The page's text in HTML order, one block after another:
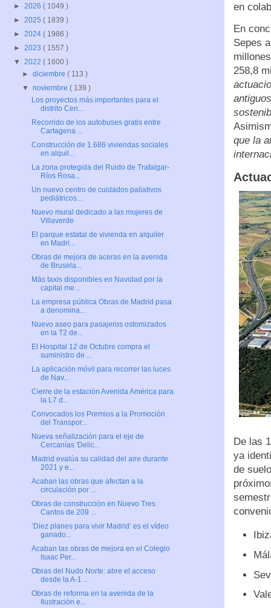
en
En
Sepes
258,8
que la
De las
ya
de
► 2026 ( 1049 )
► 2025 ( 1839 )
► 2024 ( 1986 )
► 2023 ( 1557 )
▼ 2022 ( 1600 )
►diciembre( 113 )
▼noviembre( 139 )
Los proyectos más importantes para el
distrito Cen...
Recorrido de los autobuses gratis entre
Cartagena ...
Construcción de 1.686 viviendas sociales
en alquil...
La zona protegida del Ruido de Trafalgar-
Ríos Rosa...
Un nuevo centro de cuidados paliativos
pediátricos...
Nuevo mural dedicado a las mujeres de
Villaverde
El parque estatal de vivienda en alquiler
en Madri...
Obras de mejora de aceras en la avenida
de Brusela...
Más taxis disponibles en Navidad por la
capital me...
La empresa pública Obras de Madrid pasa
a denomina...
Nuevo aseo para pasajeros ostomizados
en la T2 de...
El Hospital 12 de Octubre compra el
suministro de ...
La aplicación móvil para recorrer las luces
de Nav...
Cierre de la estación Avenida América para
la L7 d...
Convocados los Premios a la Promoción
del Transpor...
Nueva señalización para el eje de
Cercanías 'Delic...
Madrid evalúa su calidad del aire durante
2021 y e...
Acaban las obras que afectan a la
circulación por ...
Obras de construcción en Nuevo Tres
Cantos de 209 ...
‘Diez planes para vivir Madrid’ es el vídeo
ganado...
Acaban las obras de mejora en el Colegio
Isaac Per...
Obras del Nudo Norte: abre el acceso
desde la A-1 ...
Obras de reforma en la avenida de la
Ilustración e...